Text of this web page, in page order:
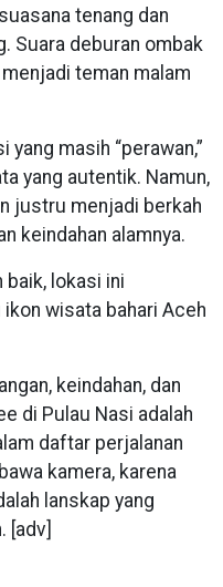
tenang dan
Suara deburan ombak
teman malam
masih “perawan,”
yang autentik. Namun,
justru menjadi berkah
keindahan alamnya.
baik, lokasi ini
wisata bahari Aceh
keindahan, dan
di Pulau Nasi adalah
daftar perjalanan
kamera, karena
lanskap yang
[adv]